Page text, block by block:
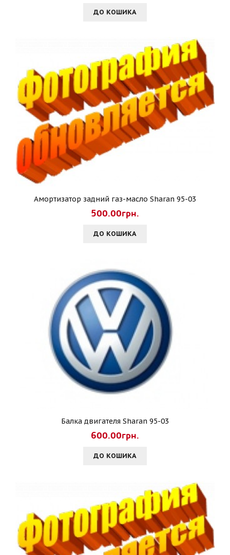
ДО КОШИКА
Амортизатор задний газ-масло Sharan 95-03
500.00грн.
ДО КОШИКА
Балка двигателя Sharan 95-03
600.00грн.
ДО КОШИКА